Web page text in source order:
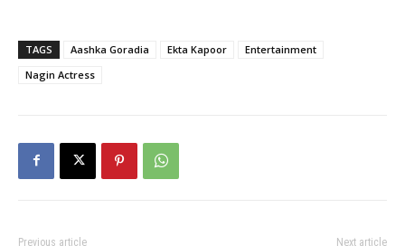
TAGS Aashka Goradia Ekta Kapoor
Entertainment
Nagin Actress
Previous article Next article